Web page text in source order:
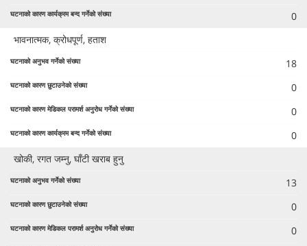
0
भावनात्मक, क्रोधपूर्ण, हताश
18
0
0
0
खोकी, रगत जम्नु, घाँटी खराब हुनु
13
0
0